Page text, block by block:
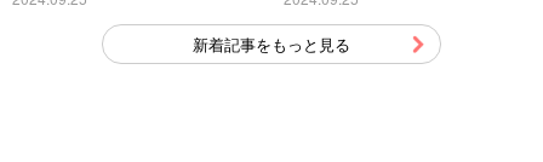
新着記事をもっと見る